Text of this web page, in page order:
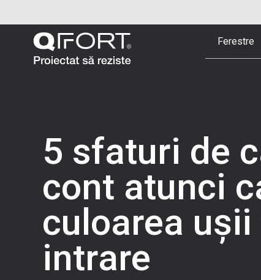
Ferestre
5 sfaturi de
cont atunci
culoarea
intrare